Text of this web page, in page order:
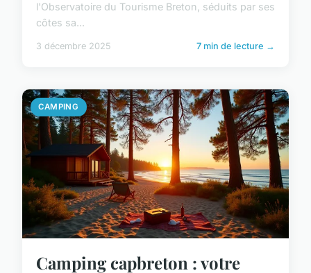
l'Observatoire du Tourisme Breton, séduits par ses
côtes sa...
3 décembre 2025 7 min de lecture →
CAMPING
Camping capbreton : votre